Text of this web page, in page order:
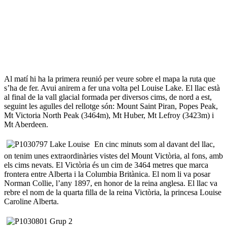
Al matí hi ha la primera reunió per veure sobre el mapa la ruta que
s’ha de fer. Avui anirem a fer una volta pel Louise Lake. El llac està
al final de la vall glacial formada per diversos cims, de nord a est,
seguint les agulles del rellotge són: Mount Saint Piran, Popes Peak,
Mt Victoria North Peak (3464m), Mt Huber, Mt Lefroy (3423m) i
Mt Aberdeen.
En cinc minuts som al davant del llac,
on tenim unes extraordinàries vistes del Mount Victòria, al fons, amb
els cims nevats. El Victòria és un cim de 3464 metres que marca
frontera entre Alberta i la Columbia Britànica. El nom li va posar
Norman Collie, l’any 1897, en honor de la reina anglesa. El llac va
rebre el nom de la quarta filla de la reina Victòria, la princesa Louise
Caroline Alberta.